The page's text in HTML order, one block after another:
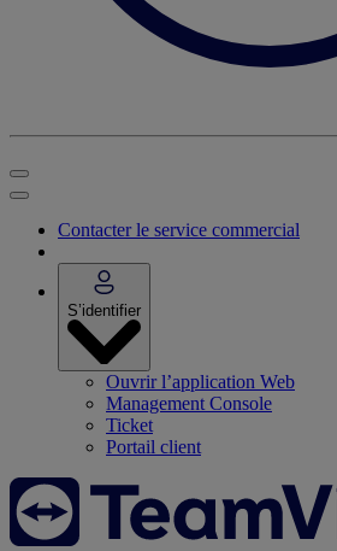
Contacter le service commercial
S’identifier
Ouvrir l’application Web
Management Console
Ticket
Portail client